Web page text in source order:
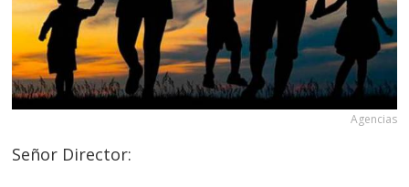
Agencias
Señor Director: